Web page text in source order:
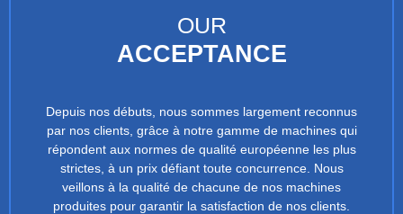
OUR
ACCEPTANCE
Depuis nos débuts, nous sommes largement reconnus
par nos clients, grâce à notre gamme de machines qui
répondent aux normes de qualité européenne les plus
strictes, à un prix défiant toute concurrence. Nous
veillons à la qualité de chacune de nos machines
produites pour garantir la satisfaction de nos clients.